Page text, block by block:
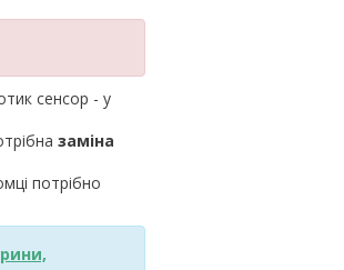
сенсор - у
заміна
потрібно